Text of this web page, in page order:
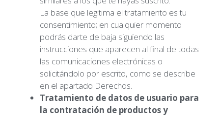
La base que legitima el tratamiento es tu
consentimiento; en cualquier momento
podrás darte de baja siguiendo las
instrucciones que aparecen al final de todas
las comunicaciones electrónicas o
solicitándolo por escrito, como se describe
en el apartado Derechos.
Tratamiento de datos de usuario para
la contratación de productos y